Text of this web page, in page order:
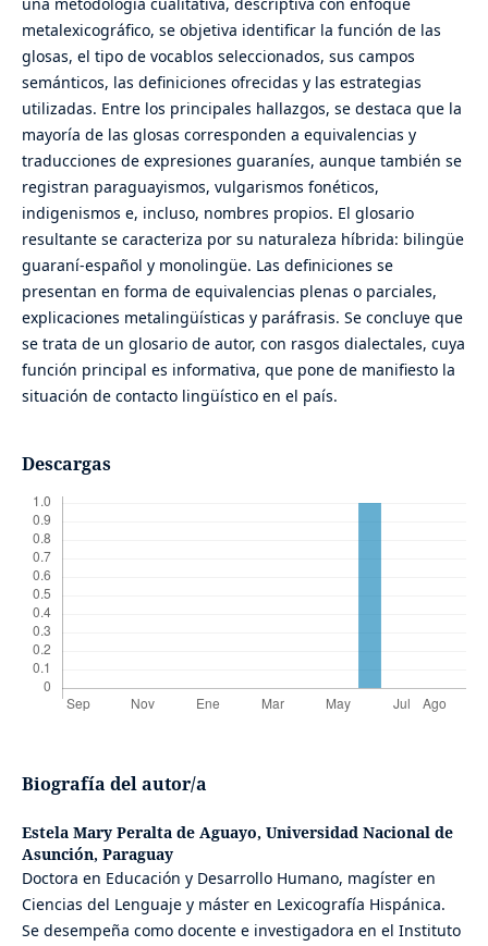
una metodología cualitativa, descriptiva con enfoque
metalexicográfico, se objetiva identificar la función de las
glosas, el tipo de vocablos seleccionados, sus campos
semánticos, las definiciones ofrecidas y las estrategias
utilizadas. Entre los principales hallazgos, se destaca que la
mayoría de las glosas corresponden a equivalencias y
traducciones de expresiones guaraníes, aunque también se
registran paraguayismos, vulgarismos fonéticos,
indigenismos e, incluso, nombres propios. El glosario
resultante se caracteriza por su naturaleza híbrida: bilingüe
guaraní-español y monolingüe. Las definiciones se
presentan en forma de equivalencias plenas o parciales,
explicaciones metalingüísticas y paráfrasis. Se concluye que
se trata de un glosario de autor, con rasgos dialectales, cuya
función principal es informativa, que pone de manifiesto la
situación de contacto lingüístico en el país.
Descargas
Biografía del autor/a
Estela Mary Peralta de Aguayo, Universidad Nacional de
Asunción, Paraguay
Doctora en Educación y Desarrollo Humano, magíster en
Ciencias del Lenguaje y máster en Lexicografía Hispánica.
Se desempeña como docente e investigadora en el Instituto